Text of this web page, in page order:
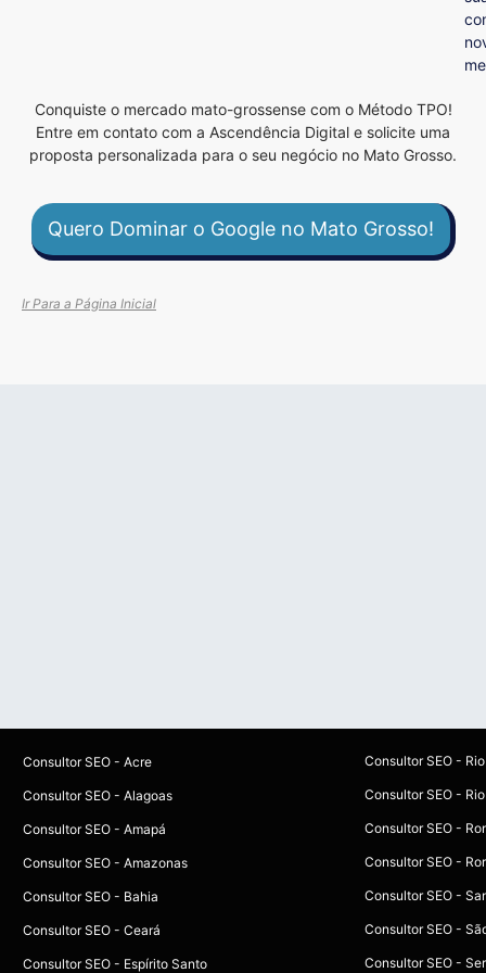
Conquiste o mercado mato-grossense com o Método TPO!
Entre em contato com a Ascendência Digital e solicite uma
proposta personalizada para o seu negócio no Mato Grosso.
Quero Dominar o Google no Mato Grosso!
Ir Para a Página Inicial
Consultor SEO - Acre
Consultor SEO - Alagoas
Consultor SEO - Amapá
Consultor SEO - Amazonas
Consultor SEO - Bahia
Consultor SEO - Ceará
Consultor SEO - Espírito Santo
Consultor SEO -
Consultor SEO -
Consultor SEO -
Consultor SEO -
Consultor SEO -
Consultor SEO -
Consultor SEO -